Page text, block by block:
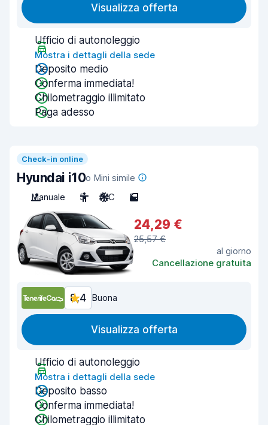
Visualizza offerta
Ufficio di autonoleggio
Mostra i dettagli della sede
Deposito medio
Conferma immediata!
Chilometraggio illimitato
Paga adesso
Check-in online
Hyundai i10o Mini simile
Manuale
5 A/C 5
24,29 €
25,57 €
al giorno
Cancellazione gratuita
8,4 Buona
Visualizza offerta
Ufficio di autonoleggio
Mostra i dettagli della sede
Deposito basso
Conferma immediata!
Chilometraggio illimitato